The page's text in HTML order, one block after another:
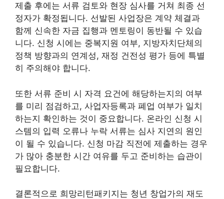
제출 후에는 서류 검토와 현장 심사를 거쳐 최종 선
정자가 확정됩니다. 선발된 사업장은 계약 체결과
함께 신속한 자금 집행과 멘토링이 동반될 수 있습
니다. 신청 시에는 중복지원 여부, 지방자치단체의
정책 방향과의 연계성, 재정 건전성 평가 등에 특별
히 주의해야 합니다.
또한 서류 준비 시 자격 요건에 해당하는지의 여부
를 미리 점검하고, 사업자등록과 폐업 여부가 일치
하는지 확인하는 것이 중요합니다. 온라인 신청 시
스템의 입력 오류나 누락 서류는 심사 지연의 원인
이 될 수 있습니다. 신청 마감 직전에 제출하는 경우
가 많아 충분한 시간 여유를 두고 준비하는 습관이
필요합니다.
결론적으로 희망리턴패키지는 청년 창업가의 재도